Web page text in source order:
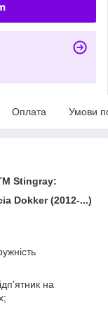
Оплата Умови
Stingray:
Dokker (2012-...)
на